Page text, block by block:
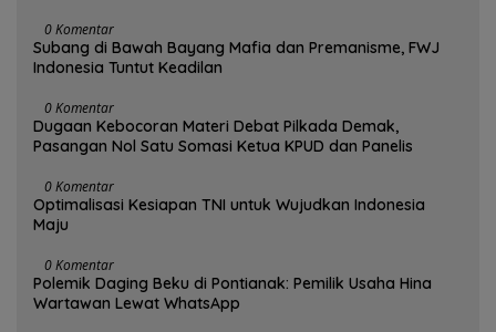
0 Komentar
Subang di Bawah Bayang Mafia dan Premanisme, FWJ
Indonesia Tuntut Keadilan
0 Komentar
Dugaan Kebocoran Materi Debat Pilkada Demak,
Pasangan Nol Satu Somasi Ketua KPUD dan Panelis
0 Komentar
Optimalisasi Kesiapan TNI untuk Wujudkan Indonesia
Maju
0 Komentar
Polemik Daging Beku di Pontianak: Pemilik Usaha Hina
Wartawan Lewat WhatsApp